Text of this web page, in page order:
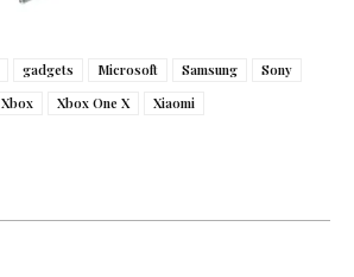
gadgets Microsoft Samsung
Sony
Xbox Xbox One X Xiaomi